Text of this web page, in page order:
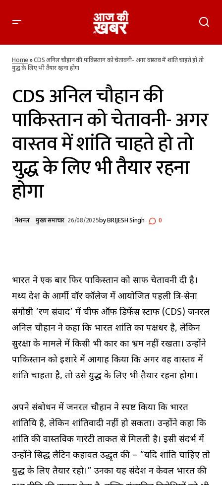
चाहते हो तो युद्ध के लिए भी तैयार रहना होगा
Home»CDS अनिल चौहान की पाकिस्तान को चेतावनी- अगर वास्तव में शांति चाहते हो तो
युद्ध के लिए भी तैयार रहना होगा
CDS अनिल चौहान की
पाकिस्तान को चेतावनी- अगर
वास्तव में शांति चाहते हो तो
युद्ध के लिए भी तैयार रहना
होगा
नेशनल मुख्य समाचार 26/08/2025byBRIJESH Singh 0
भारत ने एक बार फिर पाकिस्तान को साफ चेतावनी दी है।
मध्य प्रदेश के आर्मी वॉर कॉलेज में आयोजित पहली त्रि-सेना
संगोष्ठी ‘रण संवाद’ में चीफ ऑफ डिफेंस स्टाफ (CDS) जनरल
अनिल चौहान ने कहा कि भारत शांति का पक्षधर है, लेकिन
सुरक्षा के मामले में किसी भी प्रकार का भ्रम नहीं रखता। उन्होंने
पाकिस्तान को इशारे में आगाह किया कि अगर वह वास्तव में
शांति चाहता है, तो उसे युद्ध के लिए भी तैयार रहना होगा।
अपने संबोधन में जनरल चौहान ने स्पष्ट किया कि भारत
शांतिप्रिय है, लेकिन शांतिवादी नहीं हो सकता। उन्होंने कहा कि
शांति की वास्तविक गारंटी ताकत से मिलती है। इसी संदर्भ में
उन्होंने प्रसिद्ध लैटिन कहावत उद्धृत की – “यदि शांति चाहिए तो
युद्ध के लिए तैयार रहो।” उनका यह संदेश न केवल भारत की